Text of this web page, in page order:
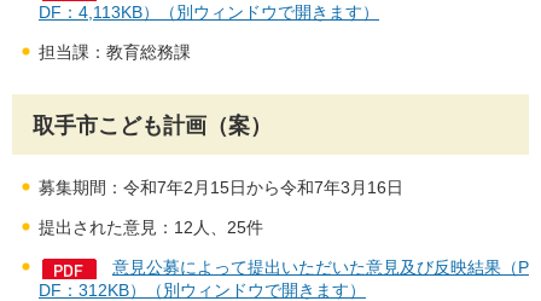
DF：4,113KB）（別ウィンドウで開きます）
担当課：教育総務課
取手市こども計画（案）
募集期間：令和7年2月15日から令和7年3月16日
提出された意見：12人、25件
意見公募によって提出いただいた意見及び反映結果（P
DF：312KB）（別ウィンドウで開きます）